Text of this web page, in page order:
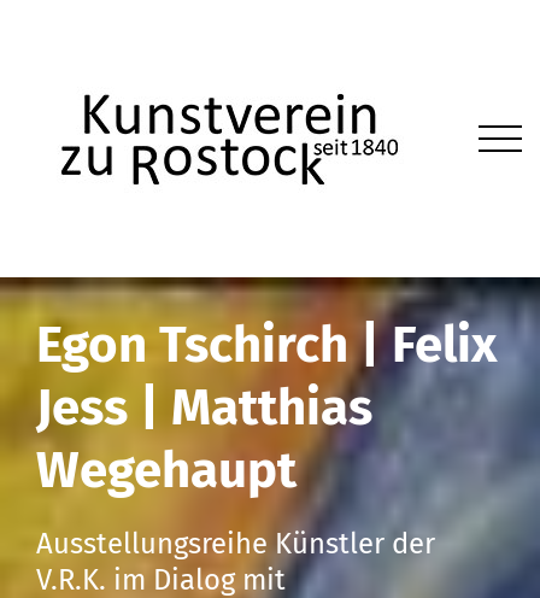
Egon Tschirch | Felix
Jess | Matthias
Wegehaupt
Ausstellungsreihe Künstler der
V.R.K. im Dialog mit